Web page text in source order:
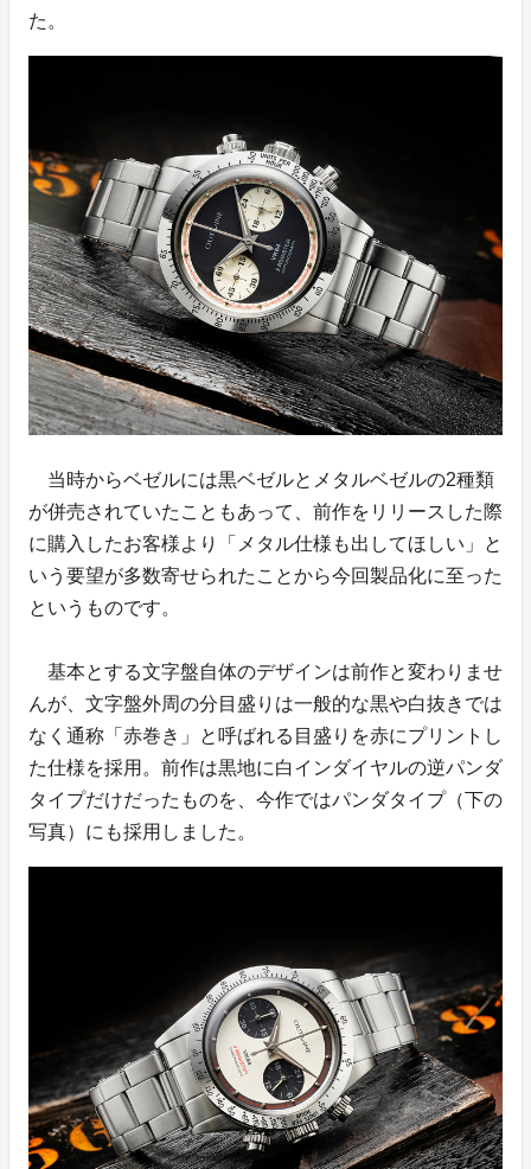
た。
当時からベゼルには黒ベゼルとメタルベゼルの2種類
が併売されていたこともあって、前作をリリースした際
に購入したお客様より「メタル仕様も出してほしい」と
いう要望が多数寄せられたことから今回製品化に至った
というものです。
基本とする文字盤自体のデザインは前作と変わりませ
んが、文字盤外周の分目盛りは一般的な黒や白抜きでは
なく通称「赤巻き」と呼ばれる目盛りを赤にプリントし
た仕様を採用。前作は黒地に白インダイヤルの逆パンダ
タイプだけだったものを、今作ではパンダタイプ（下の
写真）にも採用しました。